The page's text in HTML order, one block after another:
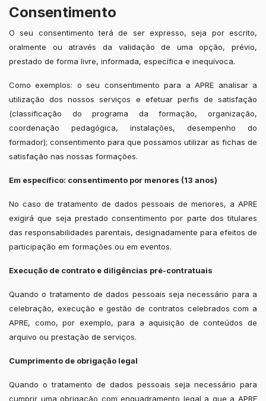
Consentimento
O seu consentimento terá de ser expresso, seja por escrito,
oralmente ou através da validação de uma opção, prévio,
prestado de forma livre, informada, específica e inequívoca.
Como exemplos: o seu consentimento para a APRE analisar a
utilização dos nossos serviços e efetuar perfis de satisfação
(classificação do programa da formação, organização,
coordenação pedagógica, instalações, desempenho do
formador); consentimento para que possamos utilizar as fichas de
satisfação nas nossas formações.
Em específico: consentimento por menores (13 anos)
No caso de tratamento de dados pessoais de menores, a APRE
exigirá que seja prestado consentimento por parte dos titulares
das responsabilidades parentais, designadamente para efeitos de
participação em formações ou em eventos.
Execução de contrato e diligências pré-contratuais
Quando o tratamento de dados pessoais seja necessário para a
celebração, execução e gestão de contratos celebrados com a
APRE, como, por exemplo, para a aquisição de conteúdos de
arquivo ou prestação de serviços.
Cumprimento de obrigação legal
Quando o tratamento de dados pessoais seja necessário para
cumprir uma obrigação com enquadramento legal a que a APRE